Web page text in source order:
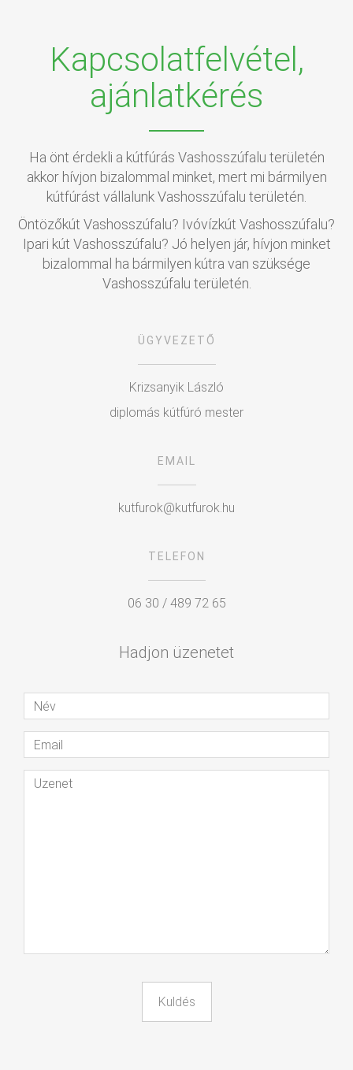
Kapcsolatfelvétel,
ajánlatkérés
Ha önt érdekli a kútfúrás Vashosszúfalu területén
akkor hívjon bizalommal minket, mert mi bármilyen
kútfúrást vállalunk Vashosszúfalu területén.
Öntözőkút Vashosszúfalu? Ivóvízkút Vashosszúfalu?
Ipari kút Vashosszúfalu? Jó helyen jár, hívjon minket
bizalommal ha bármilyen kútra van szüksége
Vashosszúfalu területén.
ÜGYVEZETŐ
Krizsanyik László
diplomás kútfúró mester
EMAIL
kutfurok@kutfurok.hu
TELEFON
06 30 / 489 72 65
Hadjon üzenetet